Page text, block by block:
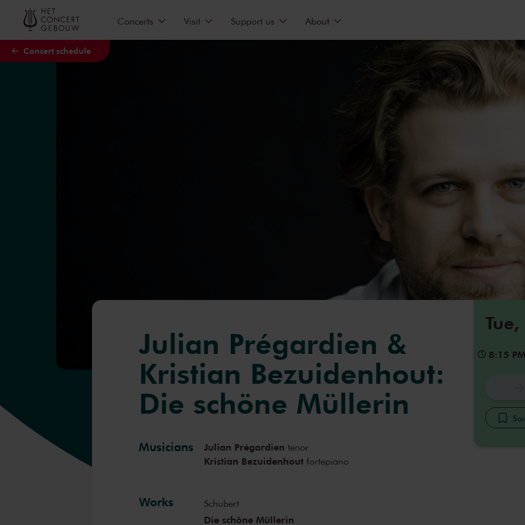
Skip to main content
Concert schedule
Concerts Visit Support us About
8:15 PM
Julian Prégardien &
Kristian Bezuidenhout:
Die schöne Müllerin
Musicians Julian Prégardien tenor
Kristian Bezuidenhout fortepiano
Works Schubert
Die schöne Müllerin